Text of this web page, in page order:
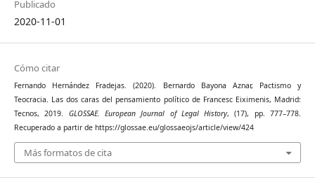
Publicado
2020-11-01
Cómo citar
Fernando Hernández Fradejas. (2020). Bernardo Bayona Aznar, Pactismo y
Teocracia. Las dos caras del pensamiento político de Francesc Eiximenis, Madrid:
Tecnos, 2019. GLOSSAE. European Journal of Legal History, (17), pp. 777–778.
Recuperado a partir de https://glossae.eu/glossaeojs/article/view/424
Más formatos de cita